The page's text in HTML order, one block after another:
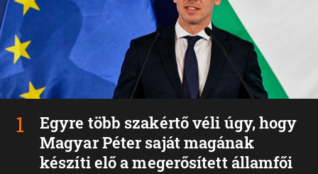
Egyre több szakértő véli úgy, hogy
Magyar Péter saját magának
készíti elő a megerősített államfői